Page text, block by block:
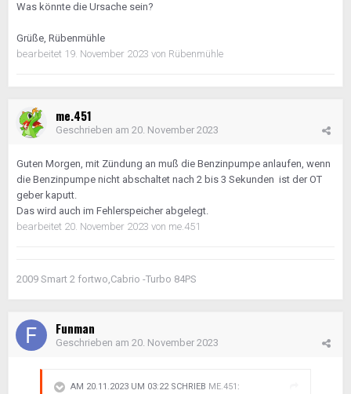
Was könnte die Ursache sein?
Grüße, Rübenmühle
bearbeitet 19. November 2023 von Rübenmühle
me.451
Geschrieben am 20. November 2023
Guten Morgen, mit Zündung an muß die Benzinpumpe anlaufen, wenn
die Benzinpumpe nicht abschaltet nach 2 bis 3 Sekunden ist der OT
geber kaputt.
Das wird auch im Fehlerspeicher abgelegt.
bearbeitet 20. November 2023 von me.451
2009 Smart 2 fortwo,Cabrio -Turbo 84PS
Funman
Geschrieben am 20. November 2023
AM 20.11.2023 UM 03:22 SCHRIEB ME.451 :